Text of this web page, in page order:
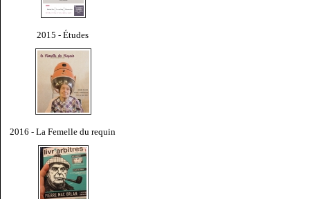
2015 - Études
2016 - La Femelle du requin